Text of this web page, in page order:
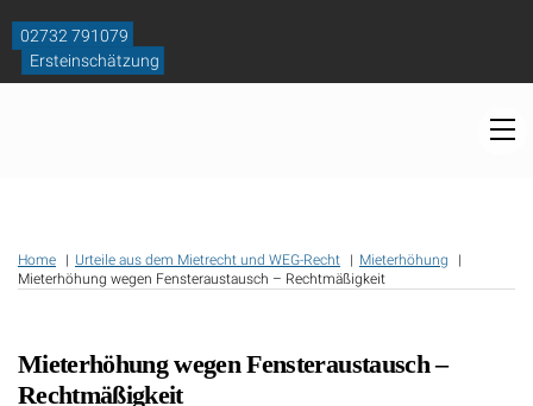
content
02732 791079
Ersteinschätzung
Home Urteile aus dem Mietrecht und WEG-Recht
Mieterhöhung
Mieterhöhung wegen Fensteraustausch – Rechtmäßigkeit
Mieterhöhung wegen Fensteraustausch –
Rechtmäßigkeit